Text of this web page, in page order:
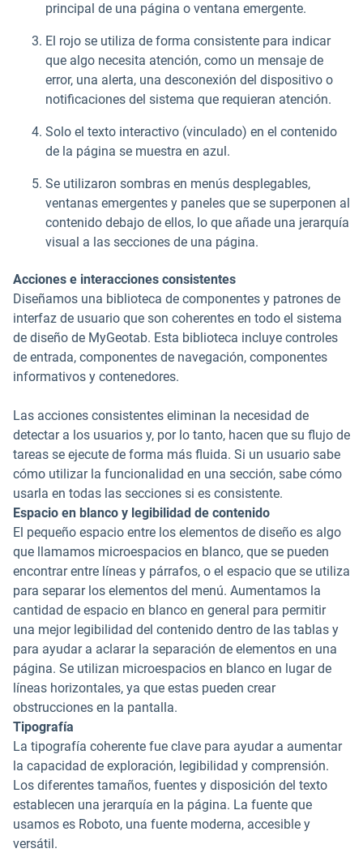
principal de una página o ventana emergente.
El rojo se utiliza de forma consistente para indicar
que algo necesita atención, como un mensaje de
error, una alerta, una desconexión del dispositivo o
notificaciones del sistema que requieran atención.
Solo el texto interactivo (vinculado) en el contenido
de la página se muestra en azul.
Se utilizaron sombras en menús desplegables,
ventanas emergentes y paneles que se superponen al
contenido debajo de ellos, lo que añade una jerarquía
visual a las secciones de una página.
Acciones e interacciones consistentes
Diseñamos una biblioteca de componentes y patrones de
interfaz de usuario que son coherentes en todo el sistema
de diseño de MyGeotab. Esta biblioteca incluye controles
de entrada, componentes de navegación, componentes
informativos y contenedores.
Las acciones consistentes eliminan la necesidad de
detectar a los usuarios y, por lo tanto, hacen que su flujo de
tareas se ejecute de forma más fluida. Si un usuario sabe
cómo utilizar la funcionalidad en una sección, sabe cómo
usarla en todas las secciones si es consistente.
Espacio en blanco y legibilidad de contenido
El pequeño espacio entre los elementos de diseño es algo
que llamamos microespacios en blanco, que se pueden
encontrar entre líneas y párrafos, o el espacio que se utiliza
para separar los elementos del menú. Aumentamos la
cantidad de espacio en blanco en general para permitir
una mejor legibilidad del contenido dentro de las tablas y
para ayudar a aclarar la separación de elementos en una
página. Se utilizan microespacios en blanco en lugar de
líneas horizontales, ya que estas pueden crear
obstrucciones en la pantalla.
Tipografía
La tipografía coherente fue clave para ayudar a aumentar
la capacidad de exploración, legibilidad y comprensión.
Los diferentes tamaños, fuentes y disposición del texto
establecen una jerarquía en la página. La fuente que
usamos es Roboto, una fuente moderna, accesible y
versátil.